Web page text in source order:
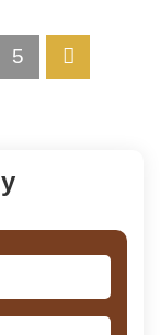
5